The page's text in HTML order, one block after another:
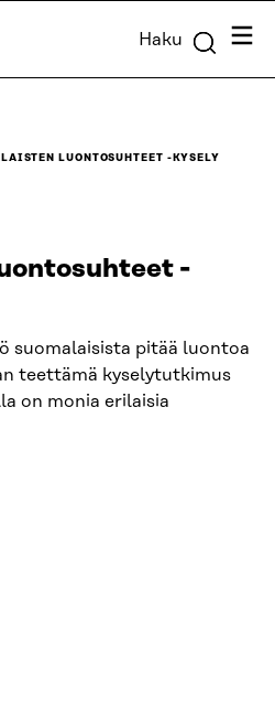
Haku
LUONTOSUHTEET -KYSELY
-
suomalaisista pitää luontoa
teettämä kyselytutkimus
on monia erilaisia